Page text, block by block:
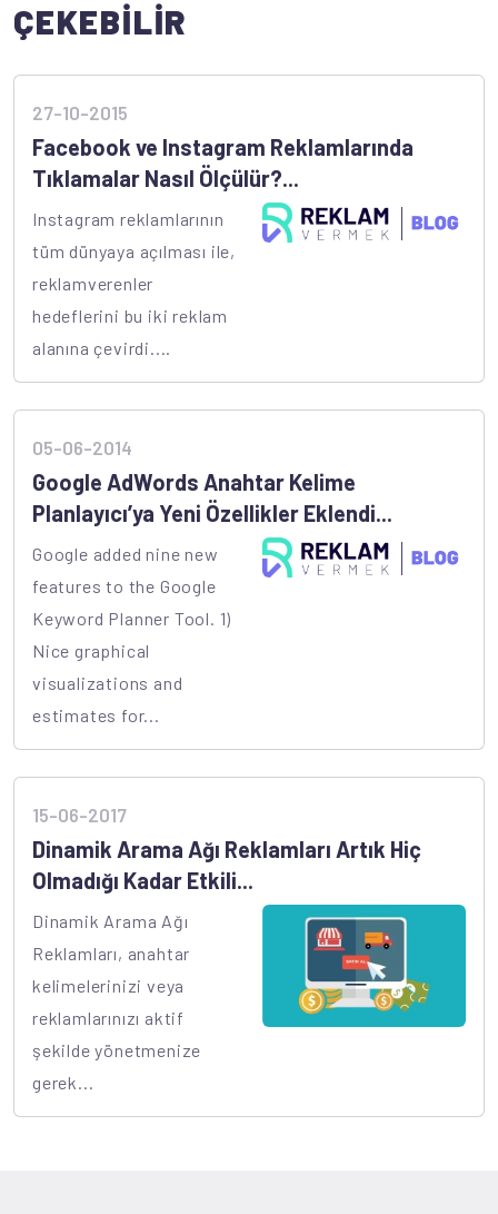
ÇEKEBİLİR
27-10-2015
Facebook ve Instagram Reklamlarında
Tıklamalar Nasıl Ölçülür?...
Instagram reklamlarının
tüm dünyaya açılması ile,
reklamverenler
hedeflerini bu iki reklam
alanına çevirdi....
05-06-2014
Google AdWords Anahtar Kelime
Planlayıcı’ya Yeni Özellikler Eklendi...
Google added nine new
features to the Google
Keyword Planner Tool. 1)
Nice graphical
visualizations and
estimates for...
15-06-2017
Dinamik Arama Ağı Reklamları Artık Hiç
Olmadığı Kadar Etkili...
Dinamik Arama Ağı
Reklamları, anahtar
kelimelerinizi veya
reklamlarınızı aktif
şekilde yönetmenize
gerek...